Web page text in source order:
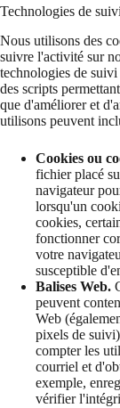
Technologies de
Nous utilisons des
suivre l'activité sur
technologies de
des scripts
que d'améliorer et
utilisons peuvent
Cookies ou
fichier placé
navigateur
lorsqu'un
cookies,
fonctionner
votre
susceptible
Balises Web.
peuvent
Web
pixels de
compter les
courriel et
exemple,
vérifier